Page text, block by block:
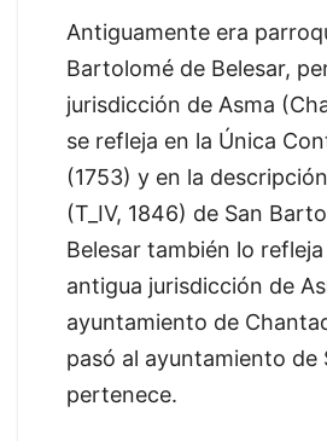
Antiguamente era
Bartolomé de Belesar,
jurisdicción de Asma
se refleja en la Única
(1753) y en la
(T_IV, 1846) de San
Belesar también lo
antigua jurisdicción de
ayuntamiento de
pasó al ayuntamiento de
pertenece.